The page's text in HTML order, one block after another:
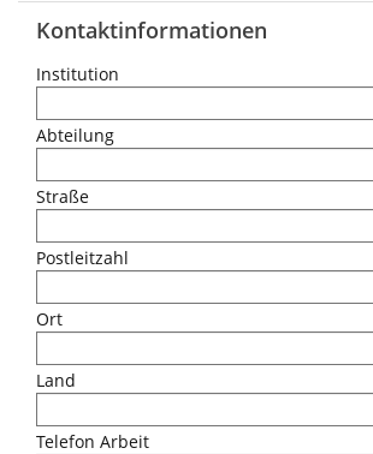
Kontaktinformationen
Institution
Abteilung
Straße
Postleitzahl
Ort
Land
Telefon Arbeit